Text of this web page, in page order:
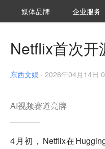
媒体品牌 36Kr研究院
企业服务
Netflix首次
东西文娱 · 2026年04月14日
AI视频赛道亮牌
4月初，Netflix在